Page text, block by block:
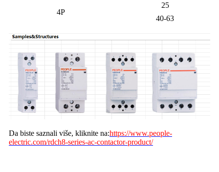
4P
25
40-63
Da biste saznali više, kliknite na:https://www.people-
electric.com/rdch8-series-ac-contactor-product/